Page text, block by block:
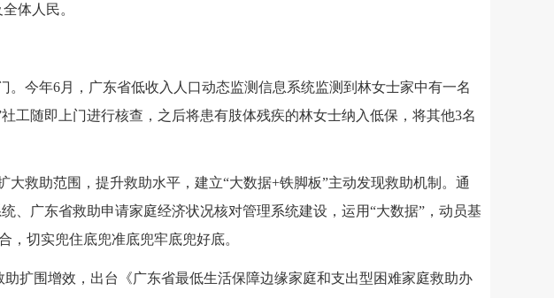
体人民。
今年6月，广东省低收入人口动态监测信息系统监测到林女士家中有一名
工随即上门进行核查，之后将患有肢体残疾的林女士纳入低保，将其他3名
救助范围，提升救助水平，建立“大数据+铁脚板”主动发现救助机制。通
、广东省救助申请家庭经济状况核对管理系统建设，运用“大数据”，动员基
，切实兜住底兜准底兜牢底兜好底。
扩围增效，出台《广东省最低生活保障边缘家庭和支出型困难家庭救助办